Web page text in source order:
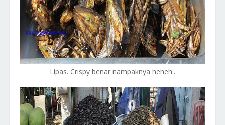
Lipas. Crispy benar nampaknya heheh..